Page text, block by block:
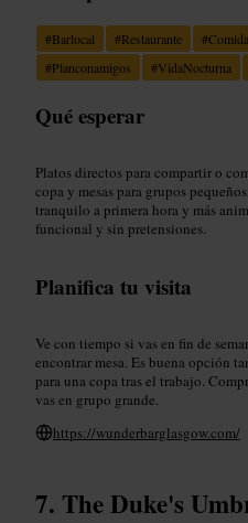
#Barlocal #Restaurante #
#Planconamigos #VidaNocturna
Qué esperar
Platos directos para compartir o
copa y mesas para grupos
tranquilo a primera hora y más
funcional y sin pretensiones.
Planifica tu visita
Ve con tiempo si vas en fin de
encontrar mesa. Es buena opción
para una copa tras el trabajo.
vas en grupo grande.
https://wunderbarglasgow.com/
The Duke's